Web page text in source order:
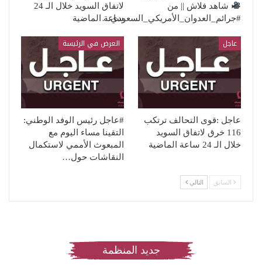
شاهد فلاش || من
#جرائم_العدوان_الأمريكي_السعودي…
لاتفاق السويد خلال الـ 24
ساعة الماضية
عاجل
عاجل :قوى التحالف ترتكب
116 خرق لاتفاق السويد
خلال الـ 24 ساعة الماضية
العرض في الرئيسة
#عاجل ‏رئيس الوفد الوطني:
التقينا مساء اليوم مع
المبعوث الأممي لاستكمال
النقاشات حول…
السابق التالي
جديد المنظمة